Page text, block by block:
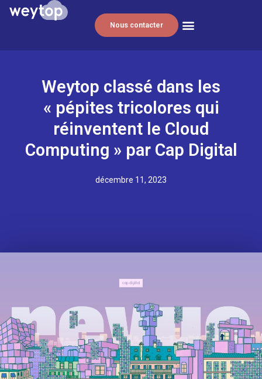
Nous contacter
Weytop classé dans les
« pépites tricolores qui
réinventent le Cloud
Computing » par Cap Digital
décembre 11, 2023